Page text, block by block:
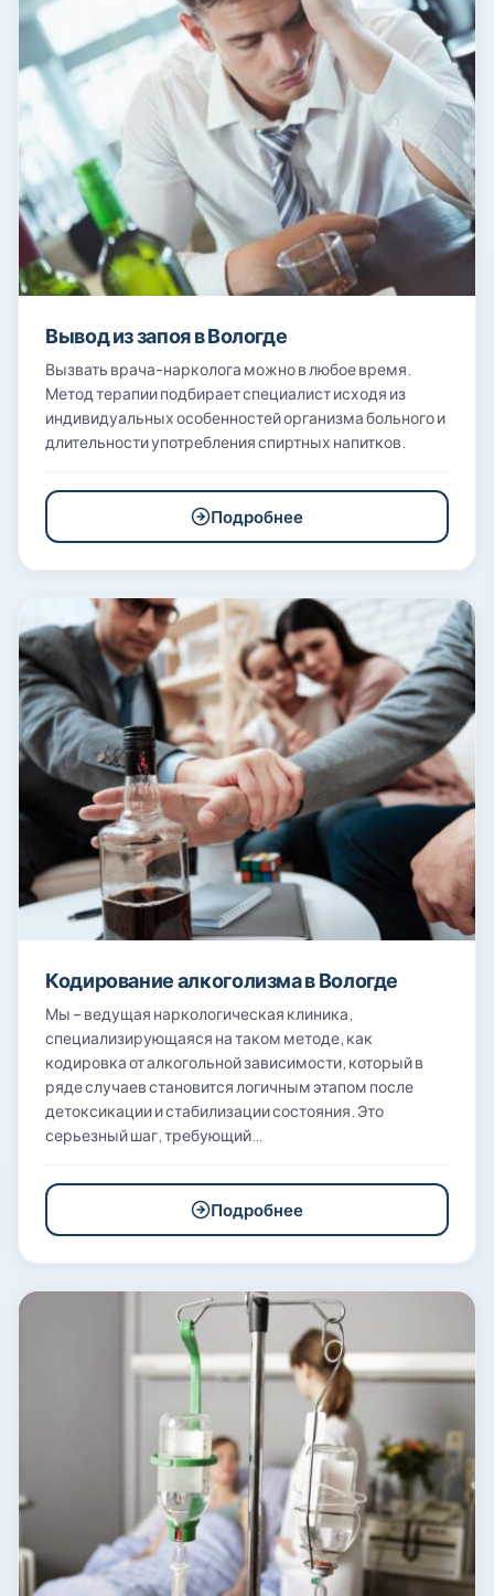
Вывод из запоя в Вологде
Вызвать врача-нарколога можно в любое время.
Метод терапии подбирает специалист исходя из
индивидуальных особенностей организма больного и
длительности употребления спиртных напитков.
Подробнее
Кодирование алкоголизма в Вологде
Мы – ведущая наркологическая клиника,
специализирующаяся на таком методе, как
кодировка от алкогольной зависимости, который в
ряде случаев становится логичным этапом после
детоксикации и стабилизации состояния. Это
серьезный шаг, требующий…
Подробнее